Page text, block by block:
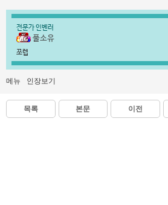
전문가 인벤러
풀소유
쪼렙
메뉴 인장보기
목록 본문 이전